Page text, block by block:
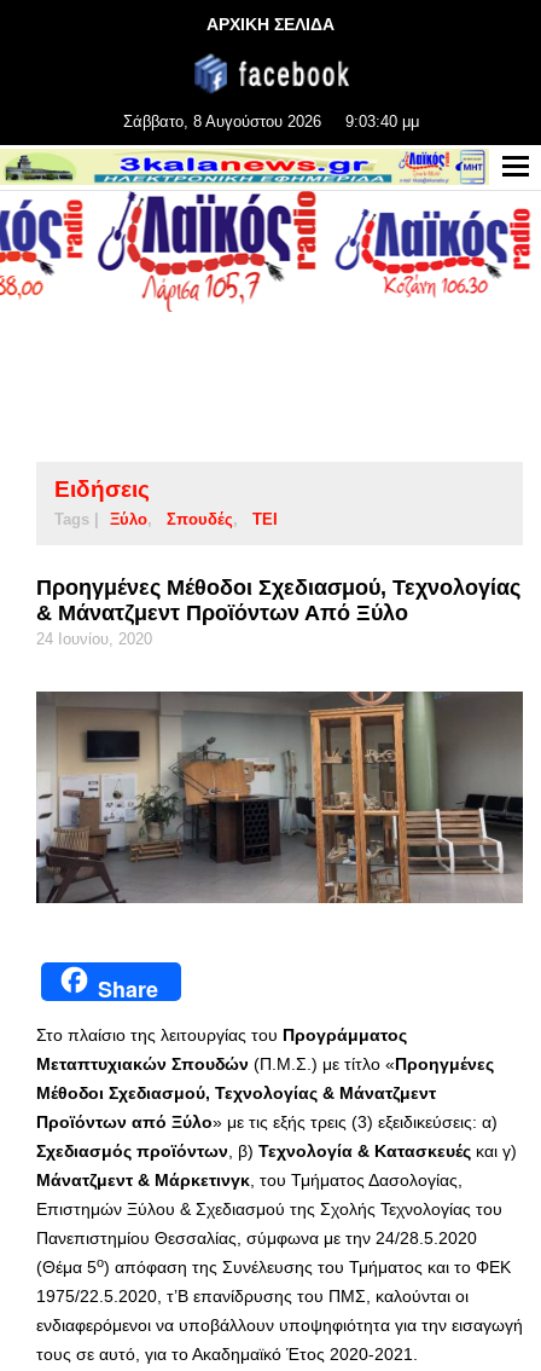
ΑΡΧΙΚΗ ΣΕΛΙΔΑ
Σάββατο, 8 Αυγούστου 2026 9:03:41 μμ
Ειδήσεις
Tags | Ξύλο Σπουδές ΤΕΙ
Προηγμένες Μέθοδοι Σχεδιασμού, Τεχνολογίας
& Μάνατζμεντ Προϊόντων Από Ξύλο
24 Ιουνίου, 2020
Share
Στο πλαίσιο της λειτουργίας του Προγράμματος
Μεταπτυχιακών Σπουδών (Π.Μ.Σ.) με τίτλο «Προηγμένες
Μέθοδοι Σχεδιασμού, Τεχνολογίας & Μάνατζμεντ
Προϊόντων από Ξύλο» με τις εξής τρεις (3) εξειδικεύσεις: α)
Σχεδιασμός προϊόντων , β) Τεχνολογία & Κατασκευές και γ)
Μάνατζμεντ & Μάρκετινγκ , του Τμήματος Δασολογίας,
Επιστημών Ξύλου & Σχεδιασμού της Σχολής Τεχνολογίας του
Πανεπιστημίου Θεσσαλίας, σύμφωνα με την 24/28.5.2020
(Θέμα 5ο) απόφαση της Συνέλευσης του Τμήματος και το ΦΕΚ
1975/22.5.2020, τ’Β επανίδρυσης του ΠΜΣ, καλούνται οι
ενδιαφερόμενοι να υποβάλλουν υποψηφιότητα για την εισαγωγή
τους σε αυτό, για το Ακαδημαϊκό Έτος 2020-2021.